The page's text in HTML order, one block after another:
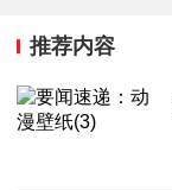
推荐内容